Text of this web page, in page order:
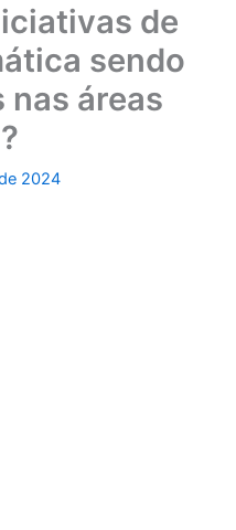
de
sendo
nas áreas
2024